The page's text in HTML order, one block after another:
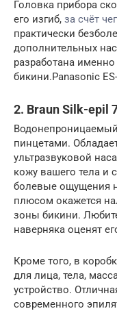
Головка прибора
его изгиб, за счёт
практически
дополнительных
разработана
бикини.Panasonic
2. Braun Silk-epil
пинцетами.
ультразвуковой
кожу вашего тела и
болевые ощущения
плюсом окажется
зоны бикини.
наверняка оценят
Кроме того, в
для лица, тела,
устройство.
современного